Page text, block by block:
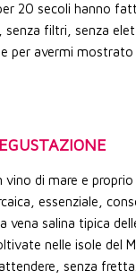
20 secoli hanno
senza filtri, senza
per avermi mostrato
vino di mare e
essenziale,
vena salina tipica
nelle isole del
senza